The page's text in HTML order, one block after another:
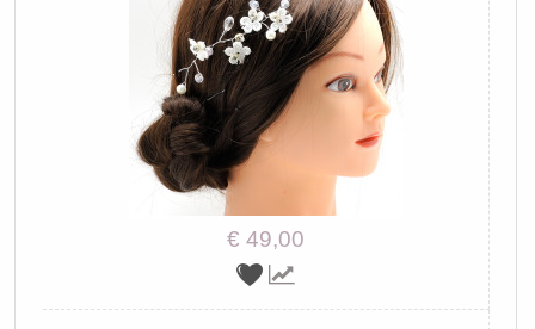
€ 49,00